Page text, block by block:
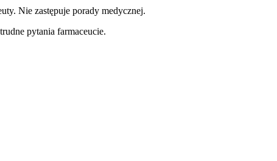
Nie zastępuje porady medycznej.
pytania farmaceucie.